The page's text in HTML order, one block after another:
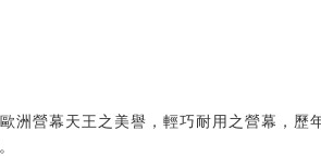
營幕天王之美譽，輕巧耐用之營幕，歷